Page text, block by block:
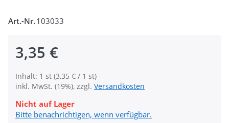
Art.-Nr. 103033
3,35 €
Inhalt: 1 st (3,35 € / 1 st)
inkl. MwSt. (19%), zzgl. Versandkosten
Nicht auf Lager
Bitte benachrichtigen, wenn verfügbar.